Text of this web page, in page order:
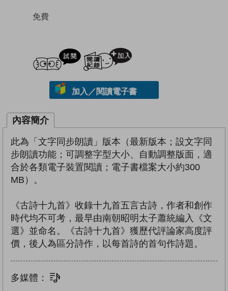
免費
試閲
加入／閱讀電子書
內容簡介
此為「文字同步朗讀」版本（最新版本；設文字同
步朗讀功能；可調整字型大小、自動調整版面，適
合於各類電子裝置閱讀；電子書檔案大小約300
MB）。
《古詩十九首》收錄十九首五言古詩，作者和創作
時代均不可考，最早由南朝昭明太子蕭統編入《文
選》並命名。《古詩十九首》獲歷代評論家高度評
價，後人為區分詩作，以每首詩的首句作詩題。
多媒體：